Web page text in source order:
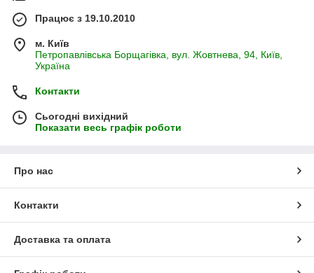
Працює з 19.10.2010
м. Київ
Петропавлівська Борщагівка, вул. Жовтнева, 94, Київ,
Україна
Контакти
Сьогодні вихідний
Показати весь графік роботи
Про нас
Контакти
Доставка та оплата